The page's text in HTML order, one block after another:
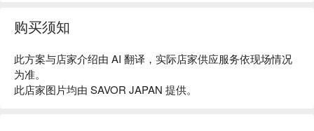
购买须知
此方案与店家介绍由 AI 翻译，实际店家供应服务依现场情况
为准。
此店家图片均由 SAVOR JAPAN 提供。